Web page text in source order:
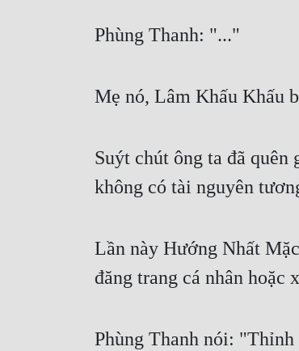
Phùng Thanh: "..."
Mẹ nó, Lâm Khấu Khấu
Suýt chút ông ta đã
không có tài nguyên
Lần này Hướng Nhất
đăng trang cá nhân hoặc
Phùng Thanh nói: